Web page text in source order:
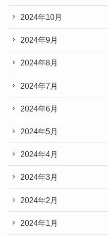
2024年10月
2024年9月
2024年8月
2024年7月
2024年6月
2024年5月
2024年4月
2024年3月
2024年2月
2024年1月